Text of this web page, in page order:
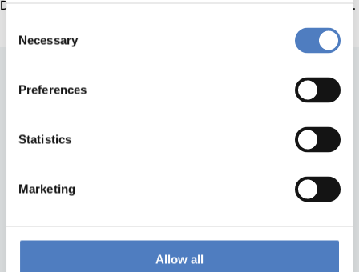
Selection
Necessary
Preferences
Statistics
Marketing
Allow all
Der ACR-Newsletter 01/2025 berichtet über das Projekt hier.